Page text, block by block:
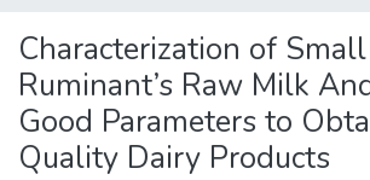
Characterization of Small
Ruminant’s Raw Milk
Good Parameters to
Quality Dairy Products